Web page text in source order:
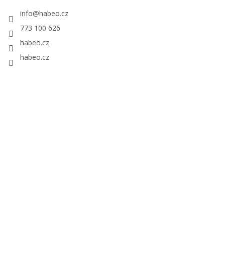
info@habeo.cz
773 100 626
habeo.cz
habeo.cz